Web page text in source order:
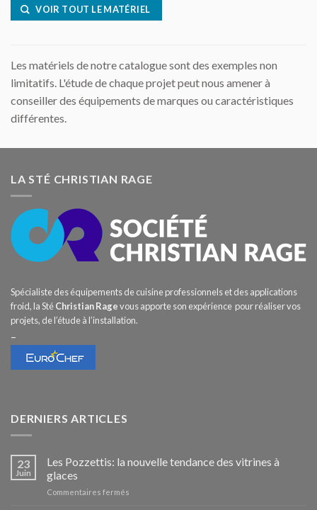
VOIR TOUT LE MATÉRIEL
Les matériels de notre catalogue sont des exemples non
limitatifs. L'étude de chaque projet peut nous amener à
conseiller des équipements de marques ou caractéristiques
différentes.
LA STÉ CHRISTIAN RAGE
Spécialiste des équipements de cuisine professionnels et des applications
froid, la StéChristian Ragevous apporte son expérience pour réaliser vos
projets, de l’étude à l’installation.
–
DERNIERS ARTICLES
23
Juin
Les Pozzettis: la nouvelle tendance des vitrines à
glaces
Commentaires fermés